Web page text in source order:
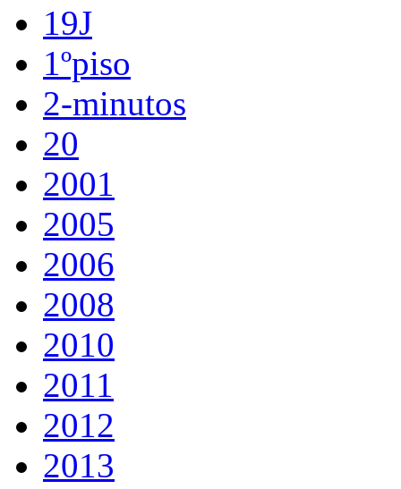
19J
1ºpiso
2-minutos
20
2001
2005
2006
2008
2010
2011
2012
2013